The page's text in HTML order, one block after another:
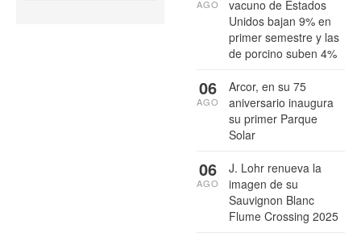
vacuno de Estados
Unidos bajan 9% en
primer semestre y las
de porcino suben 4%
AGO
Arcor, en su 75
aniversario inaugura
su primer Parque
Solar
06
AGO
J. Lohr renueva la
imagen de su
Sauvignon Blanc
Flume Crossing 2025
06
AGO